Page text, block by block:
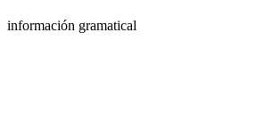
información gramatical